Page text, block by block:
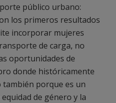
público urbano:
los primeros resultados
incorporar mujeres
de carga, no
oportunidades de
donde históricamente
porque es un
de género y la